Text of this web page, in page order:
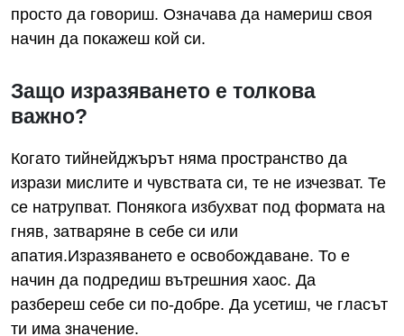
просто да говориш. Означава да намериш своя
начин да покажеш кой си.
Защо изразяването е толкова
важно?
Когато тийнейджърът няма пространство да
изрази мислите и чувствата си, те не изчезват. Те
се натрупват. Понякога избухват под формата на
гняв, затваряне в себе си или
апатия.Изразяването е освобождаване. То е
начин да подредиш вътрешния хаос. Да
разбереш себе си по-добре. Да усетиш, че гласът
ти има значение.